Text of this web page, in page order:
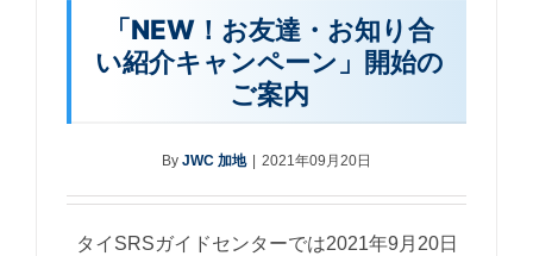
「NEW！お友達・お知り合
い紹介キャンペーン」開始の
ご案内
By JWC 加地 2021年09月20日
タイSRSガイドセンターでは2021年9月20日